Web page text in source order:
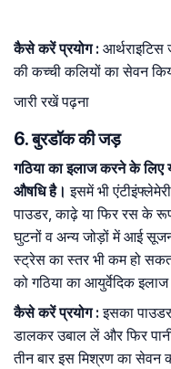
कैसे करें प्रयोग:
की कच्ची कलियों का सेवन
जारी रखें पढ़ना
6. बुरडॉक की जड़
गठिया का इलाज करने के लिए
औषधि है। इसमें भी
पाउडर, काढ़े या फिर रस के
घुटनों व अन्य जोड़ों में आई
स्ट्रेस का स्तर भी कम हो
को गठिया का आयुर्वेदिक
कैसे करें प्रयोग: इसका
डालकर उबाल लें और फिर
तीन बार इस मिश्रण का सेवन